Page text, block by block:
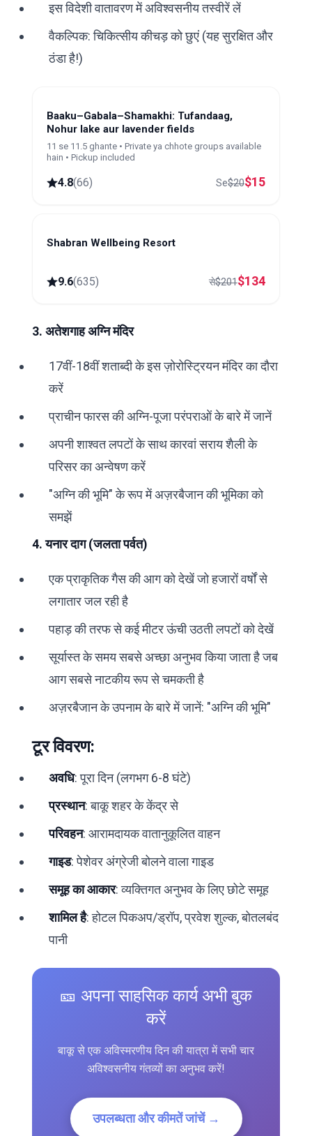
इस विदेशी वातावरण में अविश्वसनीय तस्वीरें लें
वैकल्पिक: चिकित्सीय कीचड़ को छुएं (यह सुरक्षित और
ठंडा है!)
Baaku–Gabala–Shamakhi: Tufandaag,
Nohur lake aur lavender fields
11 se 11.5 ghante • Private ya chhote groups available
hain • Pickup included
4.8(66) Se$20$15
Shabran
Shabran Wellbeing Resort
9.6(635) से$201$134
3. अतेशगाह अग्नि मंदिर
17वीं-18वीं शताब्दी के इस ज़ोरोस्ट्रियन मंदिर का दौरा
करें
प्राचीन फारस की अग्नि-पूजा परंपराओं के बारे में जानें
अपनी शाश्वत लपटों के साथ कारवां सराय शैली के
परिसर का अन्वेषण करें
"अग्नि की भूमि" के रूप में अज़रबैजान की भूमिका को
समझें
4. यनार दाग (जलता पर्वत)
एक प्राकृतिक गैस की आग को देखें जो हजारों वर्षों से
लगातार जल रही है
पहाड़ की तरफ से कई मीटर ऊंची उठती लपटों को देखें
सूर्यास्त के समय सबसे अच्छा अनुभव किया जाता है जब
आग सबसे नाटकीय रूप से चमकती है
अज़रबैजान के उपनाम के बारे में जानें: "अग्नि की भूमि"
टूर विवरण:
अवधि: पूरा दिन (लगभग 6-8 घंटे)
प्रस्थान: बाकू शहर के केंद्र से
परिवहन: आरामदायक वातानुकूलित वाहन
गाइड: पेशेवर अंग्रेजी बोलने वाला गाइड
समूह का आकार: व्यक्तिगत अनुभव के लिए छोटे समूह
शामिल है: होटल पिकअप/ड्रॉप, प्रवेश शुल्क, बोतलबंद
पानी
🎫 अपना साहसिक कार्य अभी बुक
करें
बाकू से एक अविस्मरणीय दिन की यात्रा में सभी चार
अविश्वसनीय गंतव्यों का अनुभव करें!
उपलब्धता और कीमतें जांचें →